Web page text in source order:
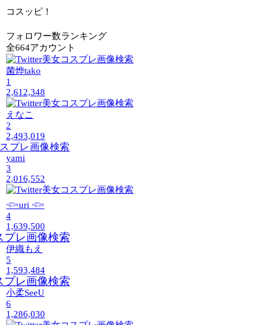
コスッピ！
フォロワー数ランキング
全664アカウント
菌烨tako
1
2,612,348
えなこ
2
2,493,019
yami
3
2,016,552
𓆟uri 𓆟
4
1,639,500
伊織もえ
5
1,593,484
小柔SeeU
6
1,286,030